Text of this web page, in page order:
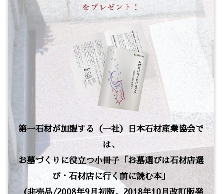
第一石材が加盟する（一社）日本石材産業協会で
は、
お墓づくりに役立つ小冊子「お墓選びは石材店選
び・石材店に行く前に読む本」
（非売品/2008年9月初版、2018年10月改訂版発